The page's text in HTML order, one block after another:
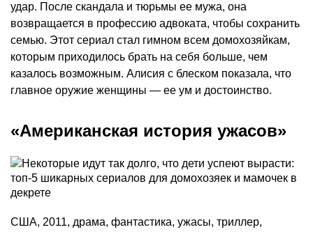
удар. После скандала и тюрьмы ее мужа, она
возвращается в профессию адвоката, чтобы сохранить
семью. Этот сериал стал гимном всем домохозяйкам,
которым приходилось брать на себя больше, чем
казалось возможным. Алисия с блеском показала, что
главное оружие женщины — ее ум и достоинство.
«Американская история ужасов»
США, 2011, драма, фантастика, ужасы, триллер,